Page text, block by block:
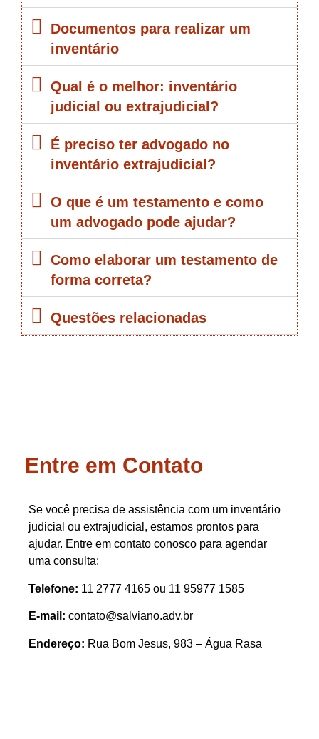
Documentos para realizar um
inventário
Qual é o melhor: inventário
judicial ou extrajudicial?
É preciso ter advogado no
inventário extrajudicial?
O que é um testamento e como
um advogado pode ajudar?
Como elaborar um testamento de
forma correta?
Questões relacionadas
Entre em Contato
Se você precisa de assistência com um inventário
judicial ou extrajudicial, estamos prontos para
ajudar. Entre em contato conosco para agendar
uma consulta:
Telefone: 11 2777 4165 ou 11 95977 1585
E-mail: contato@salviano.adv.br
Endereço: Rua Bom Jesus, 983 – Água Rasa